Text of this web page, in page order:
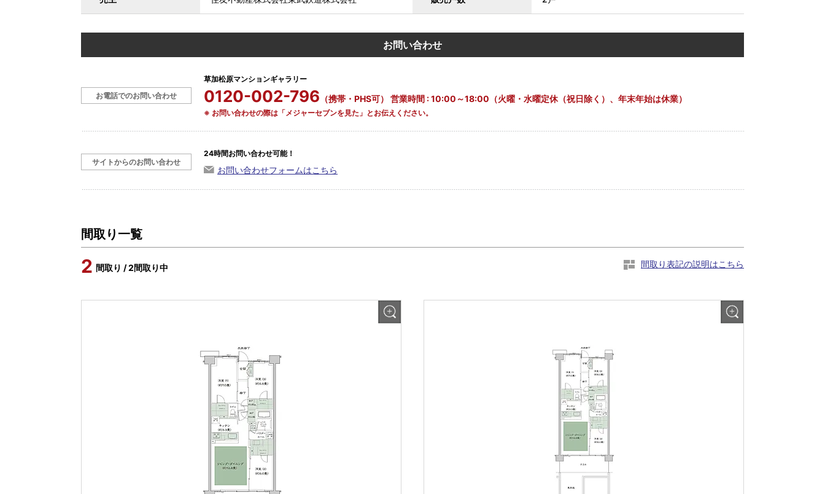
お問い合わせ
お電話でのお問い合わせ
草加松原マンションギャラリー
0120-002-796 （携帯・PHS可） 営業時間 : 10:00～18:00（火曜・水曜定休（祝日除く）、年末年始は休業）
※ お問い合わせの際は「メジャーセブンを見た」とお伝えください。
サイトからのお問い合わせ
24時間お問い合わせ可能！
お問い合わせフォームはこちら
間取り一覧
2 間取り / 2間取り中 間取り表記の説明はこちら